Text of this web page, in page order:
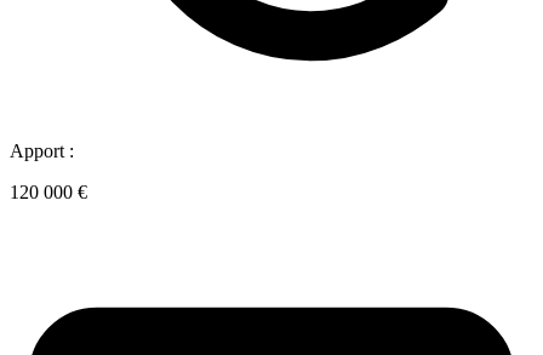
Apport :
120 000 €